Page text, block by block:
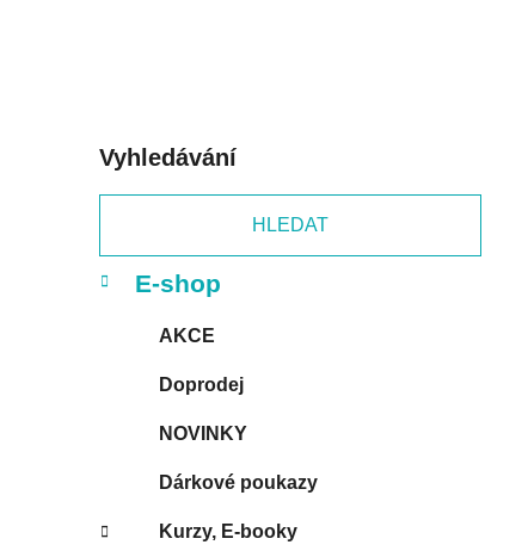
Vyhledávání
HLEDAT
kategorie
K
a
E-shop
AKCE
Doprodej
NOVINKY
Dárkové poukazy
Kurzy, E-booky